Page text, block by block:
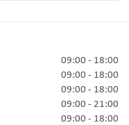
09:00 - 18:00
09:00 - 18:00
09:00 - 18:00
09:00 - 21:00
09:00 - 18:00